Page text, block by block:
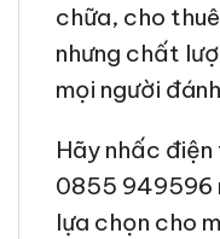
chữa, cho
nhưng chất
mọi người
Hãy nhấc
0855 949596
lựa chọn cho